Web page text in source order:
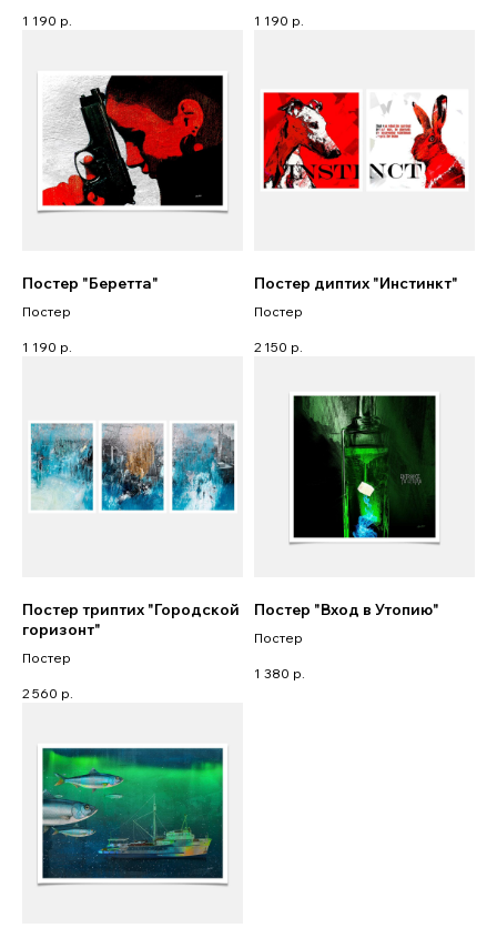
1 190 р. 1 190 р.
Постер "Беретта"
Постер
1 190 р.
Постер диптих "Инстинкт"
Постер
2 150 р.
Постер триптих "Городской
горизонт"
Постер
2 560 р.
Постер "Вход в Утопию"
Постер
1 380 р.